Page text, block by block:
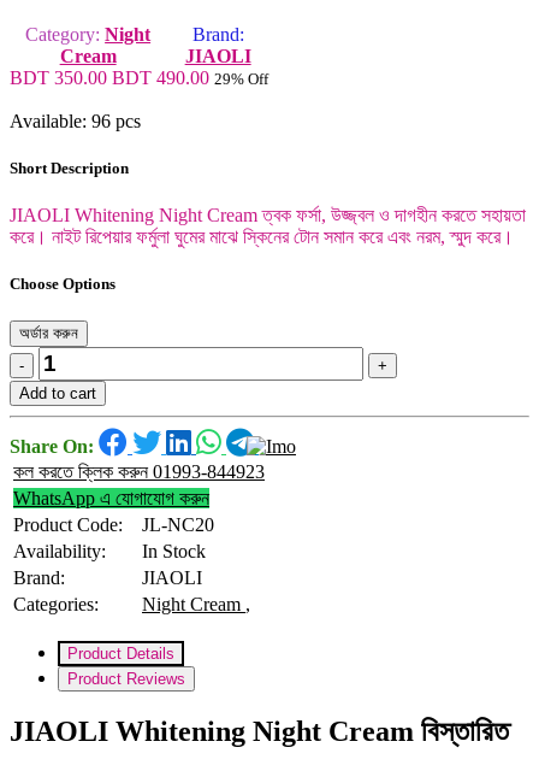
Category:Night
Cream
Brand:
JIAOLI
BDT 350.00 BDT 490.00 29% Off
Available: 96 pcs
Short Description
JIAOLI Whitening Night Cream ত্বক ফর্সা, উজ্জ্বল ও দাগহীন করতে সহায়তা
করে। নাইট রিপেয়ার ফর্মুলা ঘুমের মাঝে স্কিনের টোন সমান করে এবং নরম, স্মুদ করে।
Choose Options
অর্ডার করুন
-
+
Add to cart
Share On:
কল করতে ক্লিক করুন 01993-844923
WhatsApp এ যোগাযোগ করুন
Product Code:
JL-NC20
Availability:
In Stock
Brand:
JIAOLI
Categories:
Night Cream ,
Product Details
Product Reviews
JIAOLI Whitening Night Cream বিস্তারিত